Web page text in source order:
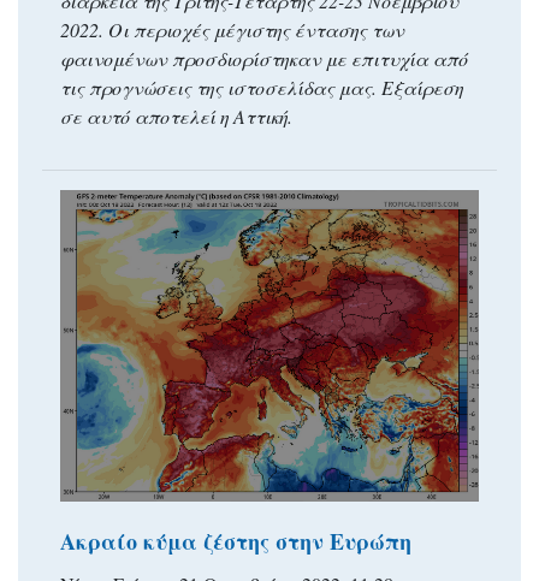
2022. Οι περιοχές μέγιστης έντασης των
φαινομένων προσδιορίστηκαν με επιτυχία από
τις προγνώσεις της ιστοσελίδας μας. Εξαίρεση
σε αυτό αποτελεί η Αττική.
Ακραίο κύμα ζέστης στην Ευρώπη